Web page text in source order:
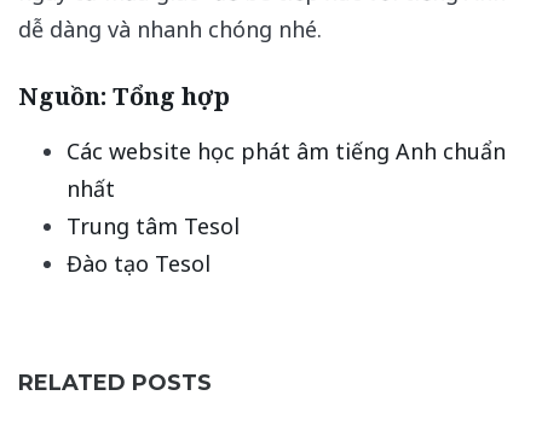
dễ dàng và nhanh chóng nhé.
Nguồn: Tổng hợp
Các website học phát âm tiếng Anh chuẩn
nhất
Trung tâm Tesol
Đào tạo Tesol
RELATED POSTS